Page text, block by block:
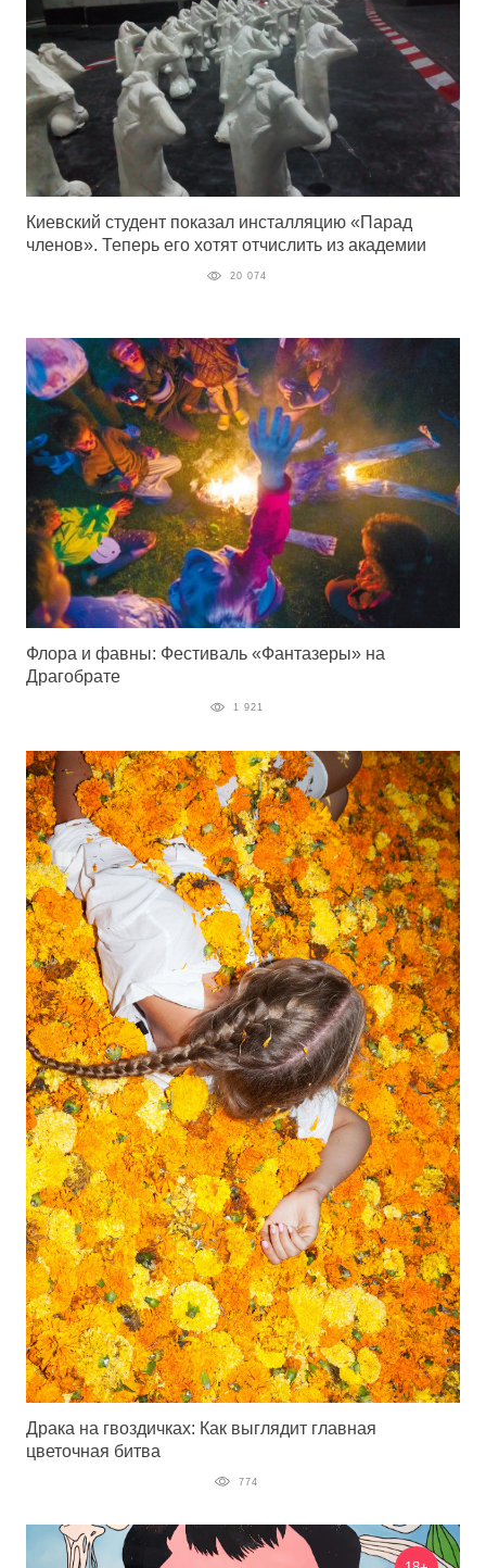
Киевский студент показал инсталляцию «Парад
членов». Теперь его хотят отчислить из академии
20 074
Флора и фавны: Фестиваль «Фантазеры» на
Драгобрате
1 921
Драка на гвоздичках: Как выглядит главная
цветочная битва
774